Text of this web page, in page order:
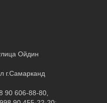
Ойдин
г.Самарканд
90 606-88-80,